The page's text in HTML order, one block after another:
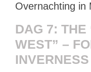
Overnachting in
DAG 7: THE
WEST” –